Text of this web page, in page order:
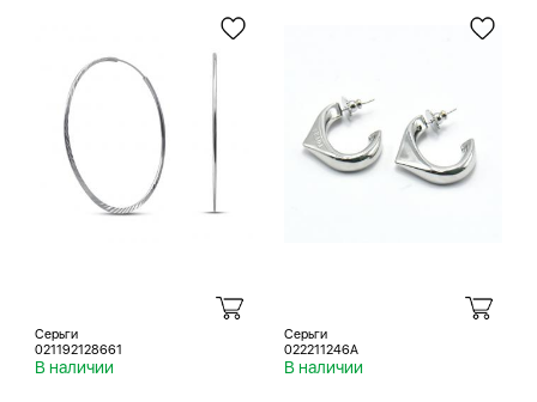
Серьги
021192128661
В наличии
Серьги
022211246A
В наличии